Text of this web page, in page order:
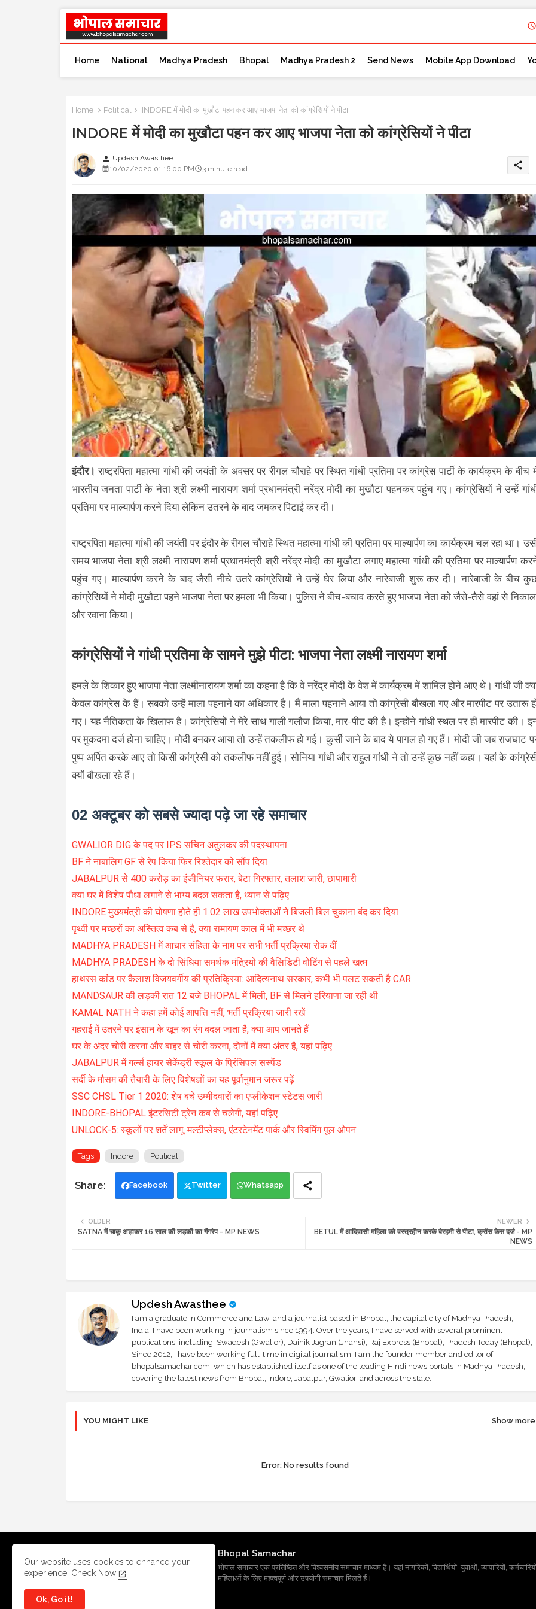
Home National Madhya Pradesh Bhopal Madhya Pradesh 2 Send News Mobile App Download
Home Political INDORE में मोदी का मुखौटा पहन कर आए भाजपा नेता को कांग्रेसियों ने पीटा
INDORE में मोदी का मुखौटा पहन कर आए भाजपा नेता को कांग्रेसियों ने पीटा
person Updesh Awasthee
10/02/2020 01:16:00 PM
3 minute read share
इंदौर।राष्ट्रपिता महात्मा गांधी की जयंती के अवसर पर रीगल चौराहे पर स्थित गांधी प्रतिमा पर कांग्रेस पार्टी के कार्यक्रम के बीच
भारतीय जनता पार्टी के नेता श्री लक्ष्मी नारायण शर्मा प्रधानमंत्री नरेंद्र मोदी का मुखौटा पहनकर पहुंच गए। कांग्रेसियों ने उन्हें
प्रतिमा पर माल्यार्पण करने दिया लेकिन उतरने के बाद जमकर पिटाई कर दी।
राष्ट्रपिता महात्मा गांधी की जयंती पर इंदौर के रीगल चौराहे स्थित महात्मा गांधी की प्रतिमा पर माल्यार्पण का कार्यक्रम चल रहा था।
समय भाजपा नेता श्री लक्ष्मी नारायण शर्मा प्रधानमंत्री श्री नरेंद्र मोदी का मुखौटा लगाए महात्मा गांधी की प्रतिमा पर माल्यार्पण
पहुंच गए। माल्यार्पण करने के बाद जैसी नीचे उतरे कांग्रेसियों ने उन्हें घेर लिया और नारेबाजी शुरू कर दी। नारेबाजी के बीच
कांग्रेसियों ने मोदी मुखौटा पहने भाजपा नेता पर हमला भी किया। पुलिस ने बीच-बचाव करते हुए भाजपा नेता को जैसे-तैसे वहां से
और रवाना किया।
कांग्रेसियों ने गांधी प्रतिमा के सामने मुझे पीटा: भाजपा नेता लक्ष्मी नारायण शर्मा
हमले के शिकार हुए भाजपा नेता लक्ष्मीनारायण शर्मा का कहना है कि वे नरेंद्र मोदी के वेश में कार्यक्रम में शामिल होने आए थे। गांधी जी
केवल कांग्रेस के हैं। सबको उन्हें माला पहनाने का अधिकार है। मैं माला पहनाने आया तो कांग्रेसी बौखला गए और मारपीट पर उतारू
गए। यह नैतिकता के खिलाफ है। कांग्रेसियों ने मेरे साथ गाली गलौज किया, मार-पीट की है। इन्होंने गांधी स्थल पर ही मारपीट की।
पर मुकदमा दर्ज होना चाहिए। मोदी बनकर आया तो उन्हें तकलीफ हो गई। कुर्सी जाने के बाद ये पागल हो गए हैं। मोदी जी जब राजघाट
पुष्प अर्पित करके आए तो किसी कांग्रेसी को तकलीफ नहीं हुई। सोनिया गांधी और राहुल गांधी ने तो उन्हें कुछ नहीं कहा। यहां के
क्यों बौखला रहे हैं।
02 अक्टूबर को सबसे ज्यादा पढ़े जा रहे समाचार
GWALIOR DIG के पद पर IPS सचिन अतुलकर की पदस्थापना
BF ने नाबालिग GF से रेप किया फिर रिश्तेदार को सौंप दिया
JABALPUR से 400 करोड़ का इंजीनियर फरार, बेटा गिरफ्तार, तलाश जारी, छापामारी
क्या घर में विशेष पौधा लगाने से भाग्य बदल सकता है, ध्यान से पढ़िए
INDORE मुख्यमंत्री की घोषणा होते ही 1.02 लाख उपभोक्ताओं ने बिजली बिल चुकाना बंद कर दिया
पृथ्वी पर मच्छरों का अस्तित्व कब से है, क्या रामायण काल में भी मच्छर थे
MADHYA PRADESH में आचार संहिता के नाम पर सभी भर्ती प्रक्रिया रोक दीं
MADHYA PRADESH के दो सिंधिया समर्थक मंत्रियों की वैलिडिटी वोटिंग से पहले खत्म
हाथरस कांड पर कैलाश विजयवर्गीय की प्रतिक्रिया: आदित्यनाथ सरकार, कभी भी पलट सकती है CAR
MANDSAUR की लड़की रात 12 बजे BHOPAL में मिली, BF से मिलने हरियाणा जा रही थी
KAMAL NATH ने कहा हमें कोई आपत्ति नहीं, भर्ती प्रक्रिया जारी रखें
गहराई में उतरने पर इंसान के खून का रंग बदल जाता है, क्या आप जानते हैं
घर के अंदर चोरी करना और बाहर से चोरी करना, दोनों में क्या अंतर है, यहां पढ़िए
JABALPUR में गर्ल्स हायर सेकेंड्री स्कूल के प्रिंसिपल सस्पेंड
सर्दी के मौसम की तैयारी के लिए विशेषज्ञों का यह पूर्वानुमान जरूर पढ़ें
SSC CHSL Tier 1 2020: शेष बचे उम्मीदवारों का एप्लीकेशन स्टेटस जारी
INDORE-BHOPAL इंटरसिटी ट्रेन कब से चलेगी, यहां पढ़िए
UNLOCK-5: स्कूलों पर शर्तें लागू, मल्टीप्लेक्स, एंटरटेनमेंट पार्क और स्विमिंग पूल ओपन
Tags Indore Political
Facebook Twitter Whatsapp
NEWER
BETUL में आदिवासी महिला को वस्त्रहीन करके बेरहमी से पीटा, क्रॉस केस दर्ज - MP
NEWS
OLDER
SATNA में चाकू अड़ाकर 16 साल की लड़की का गैंगरेप - MP NEWS
Updesh Awasthee
I am a graduate in Commerce and Law, and a journalist based in Bhopal, the capital city of Madhya Pradesh,
India. I have been working in journalism since 1994. Over the years, I have served with several prominent
publications, including: Swadesh (Gwalior), Dainik Jagran (Jhansi), Raj Express (Bhopal), Pradesh Today (Bhopal);
Since 2012, I have been working full-time in digital journalism. I am the founder member and editor of
bhopalsamachar.com, which has established itself as one of the leading Hindi news portals in Madhya Pradesh,
covering the latest news from Bhopal, Indore, Jabalpur, Gwalior, and across the state.
YOU MIGHT LIKE Show more
Error:No results found
Bhopal Samachar
भोपाल समाचार एक प्रतिष्ठित और विश्वसनीय समाचार माध्यम है। यहां नागरिकों, विद्यार्थियों, युवाओं, व्यापारियों,
महिलाओं के लिए महत्वपूर्ण और उपयोगी समाचार मिलते हैं।
Our website uses cookies to enhance your
experience. Check Now
Ok, Go it!